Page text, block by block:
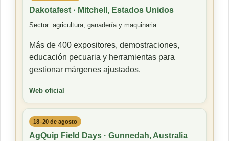
Dakotafest · Mitchell, Estados Unidos
Sector: agricultura, ganadería y maquinaria.
Más de 400 expositores, demostraciones,
educación pecuaria y herramientas para
gestionar márgenes ajustados.
Web oficial
18–20 de agosto
AgQuip Field Days · Gunnedah, Australia